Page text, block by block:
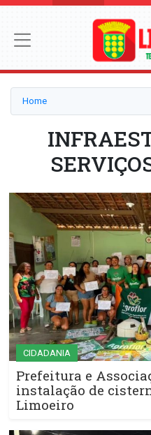
Home
CIDADANIA
Prefeitura e
instalação de
Limoeiro